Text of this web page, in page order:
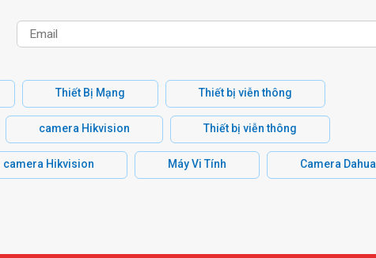
Thiết Bị Mạng Thiết bị viễn thông
camera Hikvision Thiết bị viễn thông
camera Hikvision Máy Vi Tính Camera Dahua